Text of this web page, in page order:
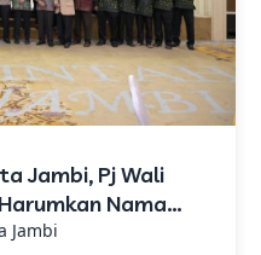
Jambi, Pj Wali
Nama
Jambi